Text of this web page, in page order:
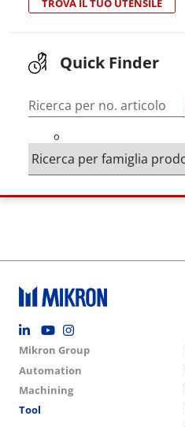
TROVA IL TUO UTENSILE
Quick Finder
Ricerca per no. articolo
o
Footer social
Group menu
Mikron Group
Automation
Machining
Tool